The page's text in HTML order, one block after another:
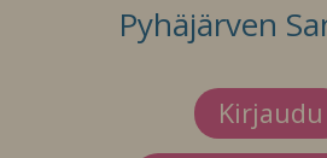
Pyhäjärven
Kirjaudu